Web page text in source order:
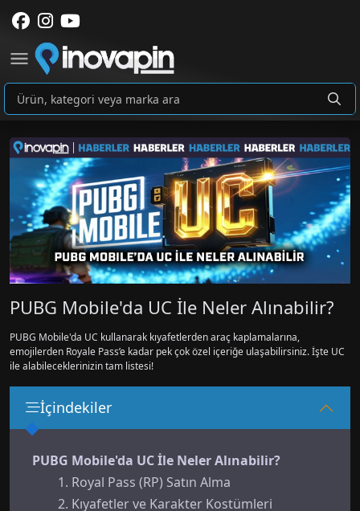
PUBG Mobile'da UC İle Neler Alınabilir?
PUBG Mobile'da UC kullanarak kıyafetlerden araç kaplamalarına,
emojilerden Royale Pass’e kadar pek çok özel içeriğe ulaşabilirsiniz. İşte UC
ile alabileceklerinizin tam listesi!
İçindekiler
PUBG Mobile'da UC İle Neler Alınabilir?
1. Royal Pass (RP) Satın Alma
2. Kıyafetler ve Karakter Kostümleri